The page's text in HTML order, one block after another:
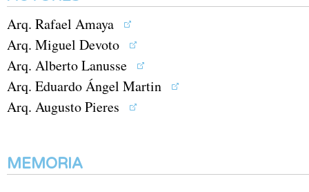
Arq. Rafael Amaya
Arq. Miguel Devoto
Arq. Alberto Lanusse
Arq. Eduardo Ángel Martin
Arq. Augusto Pieres
MEMORIA